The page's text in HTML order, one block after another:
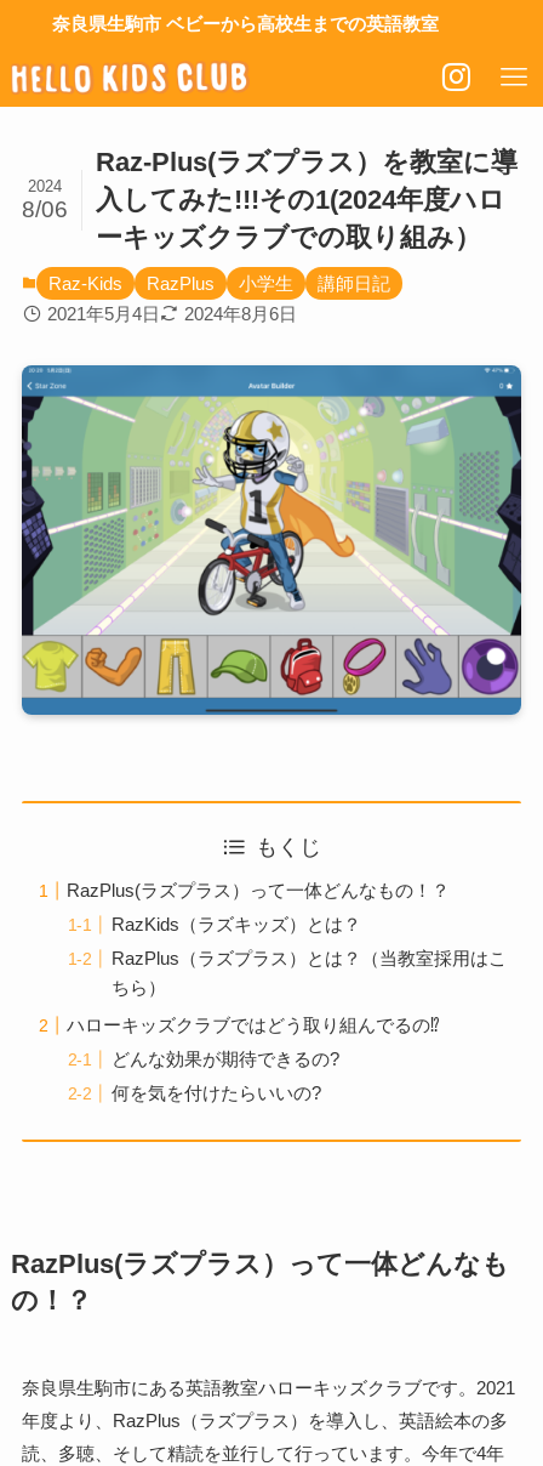
奈良県生駒市 ベビーから高校生までの英語教室
Raz-Plus(ラズプラス）を教室に導
入してみた!!!その1(2024年度ハロ
ーキッズクラブでの取り組み）
2024
8/06
Raz-Kids RazPlus 小学生
講師日記
2021年5月4日
2024年8月6日
もくじ
RazPlus(ラズプラス）って一体どんなもの！？
RazKids（ラズキッズ）とは？
RazPlus（ラズプラス）とは？（当教室採用はこ
ちら）
ハローキッズクラブではどう取り組んでるの⁉
どんな効果が期待できるの?
何を気を付けたらいいの?
RazPlus(ラズプラス）って一体どんなも
の！？
奈良県生駒市にある英語教室ハローキッズクラブです。 2021
年度より、RazPlus（ラズプラス）を導入し、 英語絵本の多
読、多聴、そして精読を並行して行っています。 今年で4年